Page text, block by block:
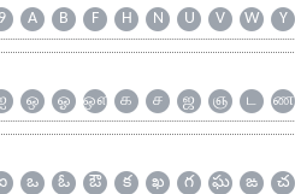
9 A B F H N U V W Y
ஒ ஓ ஔ க ச ஜ ஞ ட ண
ఒ ఓ ఔ క ఖ గ ఘ ఙ చ